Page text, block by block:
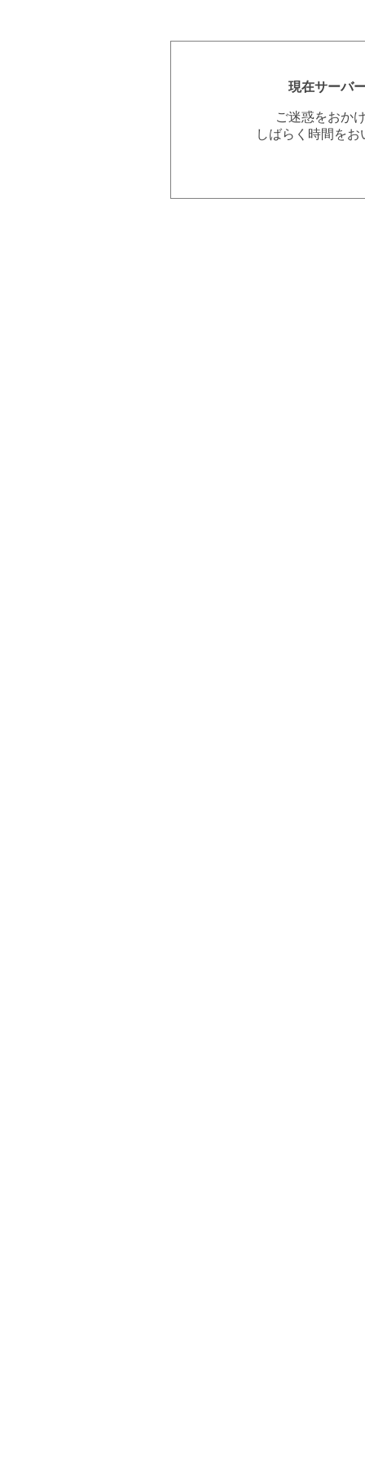
現在サーバ
ご迷惑をおか
しばらく時間を